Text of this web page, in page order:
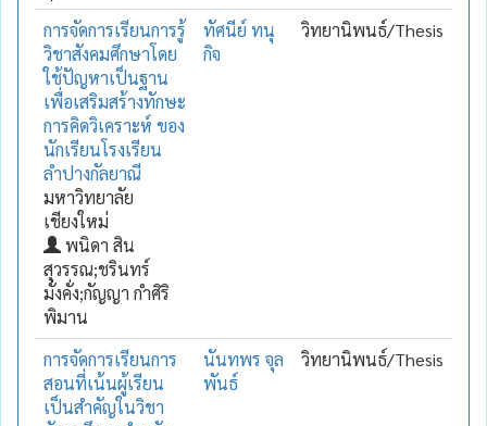
การจัดการเรียนการรู้
วิชาสังคมศึกษาโดย
ใช้ปัญหาเป็นฐาน
เพื่อเสริมสร้างทักษะ
การคิดวิเคราะห์ ของ
นักเรียนโรงเรียน
ลำปางกัลยาณี
มหาวิทยาลัย
เชียงใหม่
พนิดา สิน
สุวรรณ;ชรินทร์
มั่งคั่ง;กัญญา กำศิริ
พิมาน
ทัศนีย์ ทนุ
กิจ
วิทยานิพนธ์/Thesis
การจัดการเรียนการ
สอนที่เน้นผู้เรียน
เป็นสำคัญในวิชา
นันทพร จุล
พันธ์
วิทยานิพนธ์/Thesis